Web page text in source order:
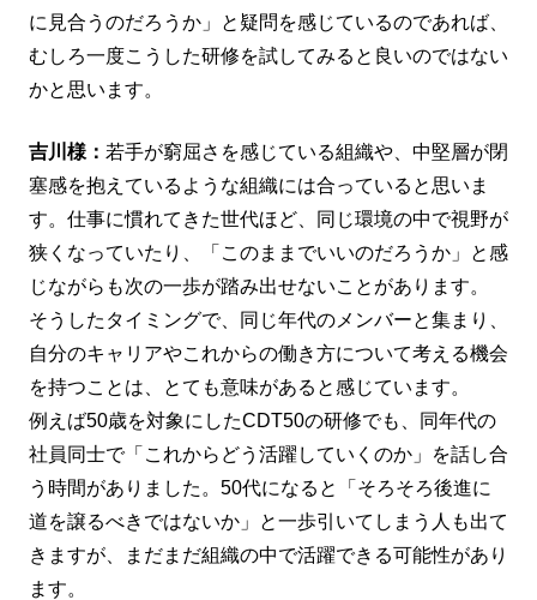
に見合うのだろうか」と疑問を感じているのであれば、
むしろ一度こうした研修を試してみると良いのではない
かと思います。
吉川様： 若手が窮屈さを感じている組織や、中堅層が閉
塞感を抱えているような組織には合っていると思いま
す。仕事に慣れてきた世代ほど、同じ環境の中で視野が
狭くなっていたり、「このままでいいのだろうか」と感
じながらも次の一歩が踏み出せないことがあります。
そうしたタイミングで、同じ年代のメンバーと集まり、
自分のキャリアやこれからの働き方について考える機会
を持つことは、とても意味があると感じています。
例えば50歳を対象にしたCDT50の研修でも、同年代の
社員同士で「これからどう活躍していくのか」を話し合
う時間がありました。50代になると「そろそろ後進に
道を譲るべきではないか」と一歩引いてしまう人も出て
きますが、まだまだ組織の中で活躍できる可能性があり
ます。